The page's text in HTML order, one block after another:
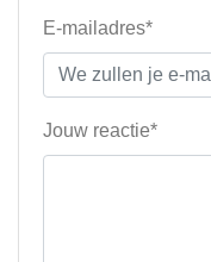
E-mailadres*
Jouw reactie*